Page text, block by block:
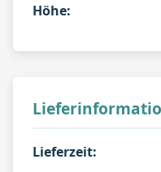
Höhe:
Lieferzeit: